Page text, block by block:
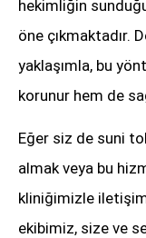
hekimliğin
öne çıkmaktadır.
yaklaşımla, bu
korunur hem de
Eğer siz de suni
almak veya bu
kliniğimizle
ekibimiz, size ve